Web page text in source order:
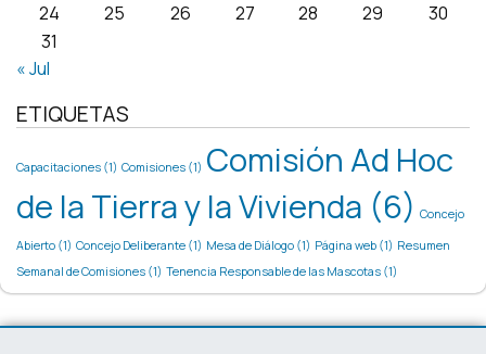
24
25 26 27 28 29
30
31
« Jul
ETIQUETAS
Capacitaciones (1) Comisiones (1) Comisión Ad Hoc
de la Tierra y la Vivienda (6) Concejo
Abierto (1) Concejo Deliberante (1) Mesa de Diálogo (1) Página web (1) Resumen
Semanal de Comisiones (1) Tenencia Responsable de las Mascotas (1)